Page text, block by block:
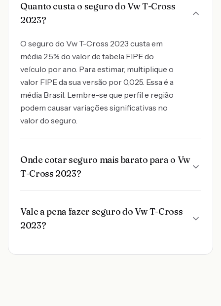
Quanto custa o seguro do Vw T-Cross
2023?
O seguro do Vw T-Cross 2023 custa em
média 2.5% do valor de tabela FIPE do
veículo por ano. Para estimar, multiplique o
valor FIPE da sua versão por 0,025. Essa é a
média Brasil. Lembre-se que perfil e região
podem causar variações significativas no
valor do seguro.
Onde cotar seguro mais barato para o Vw
T-Cross 2023?
Vale a pena fazer seguro do Vw T-Cross
2023?